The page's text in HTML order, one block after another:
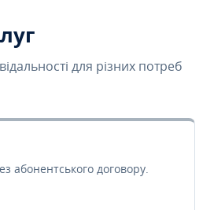
для різних потреб
абонентського договору.